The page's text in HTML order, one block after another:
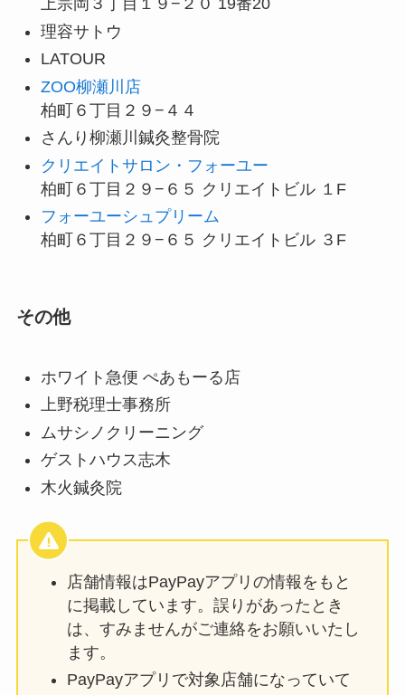
上宗岡３丁目１９−２０ 19番20
理容サトウ
LATOUR
ZOO柳瀬川店
柏町６丁目２９−４４
さんり柳瀬川鍼灸整骨院
クリエイトサロン・フォーユー
柏町６丁目２９−６５ クリエイトビル １F
フォーユーシュプリーム
柏町６丁目２９−６５ クリエイトビル ３F
その他
ホワイト急便 ぺあもーる店
上野税理士事務所
ムサシノクリーニング
ゲストハウス志木
木火鍼灸院
店舗情報はPayPayアプリの情報をもと
に掲載しています。誤りがあったとき
は、すみませんがご連絡をお願いいたし
ます。
PayPayアプリで対象店舗になっていて